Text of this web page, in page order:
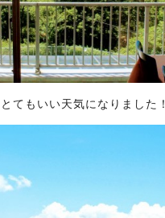
てもいい天気になりました！